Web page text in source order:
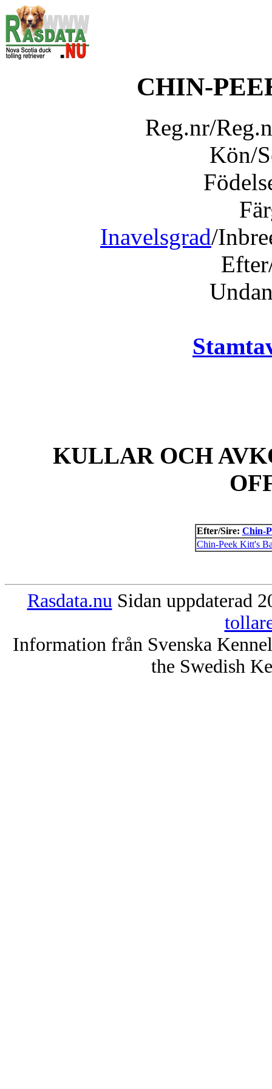
CHIN-
Reg.nr/
Kön/
Inavelsgrad/
KULLAR OCH
Efter/Sire: Chin-
Chin-Peek Kitt's
Rasdata.nu Sidan uppdaterad
Information från Svenska
the Swedish